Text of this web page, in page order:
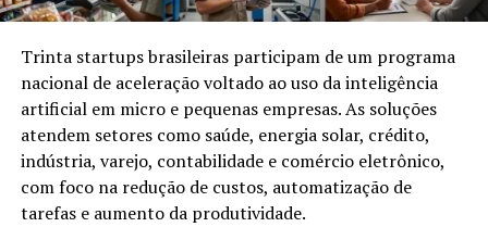
EBC e MinC fecham acordo
para levar 3 mil horas do
acervo da TV Brasil ao Tela
Brasil
Em "Cultura"
Trinta startups brasileiras participam de um programa
nacional de aceleração voltado ao uso da inteligência
artificial em micro e pequenas empresas. As soluções
atendem setores como saúde, energia solar, crédito,
indústria, varejo, contabilidade e comércio eletrônico,
com foco na redução de custos, automatização de
tarefas e aumento da produtividade.